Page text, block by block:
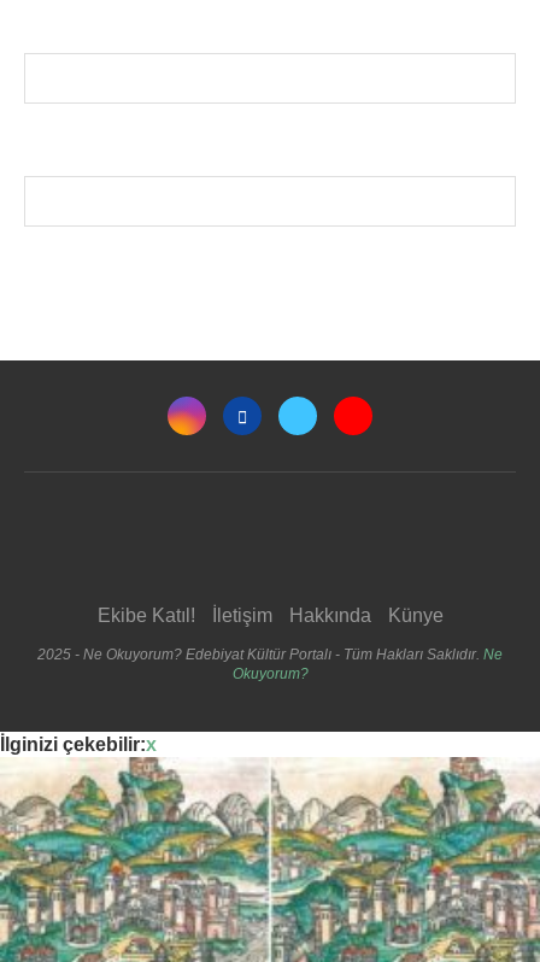
Ekibe Katıl! İletişim Hakkında Künye
2025 - Ne Okuyorum? Edebiyat Kültür Portalı - Tüm Hakları Saklıdır. Ne
Okuyorum?
İlginizi çekebilir:x